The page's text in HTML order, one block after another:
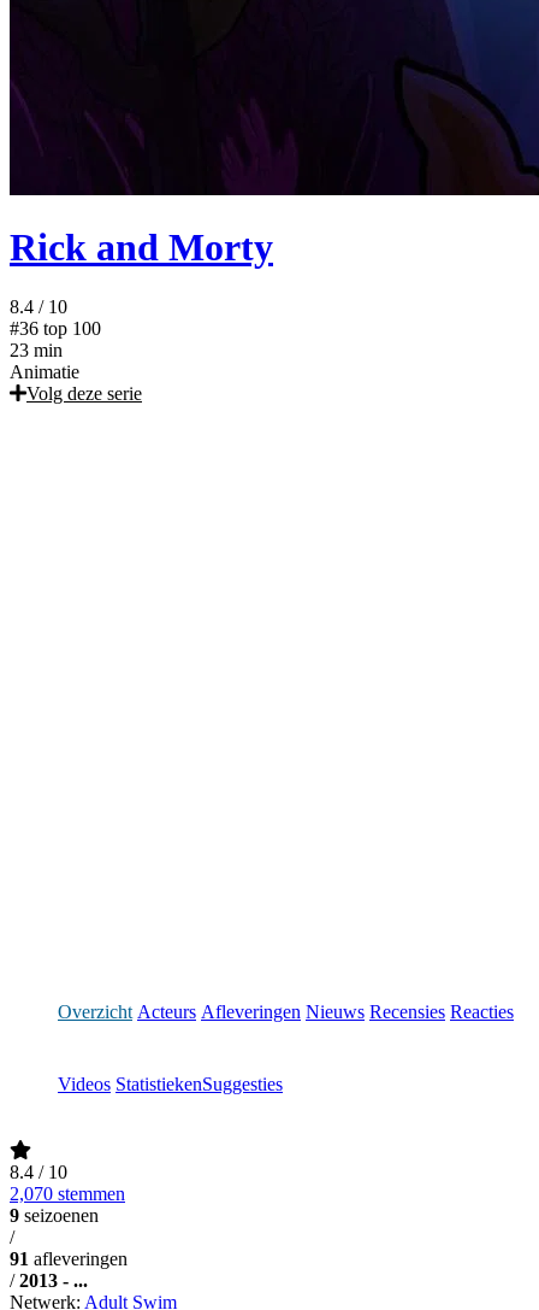
Rick and Morty
8.4 / 10
#36 top 100
23 min
Animatie
Volg deze serie
Overzicht Acteurs Afleveringen Nieuws Recensies Reacties
Videos StatistiekenSuggesties
8.4 / 10
2,070 stemmen
9 seizoenen
/
91 afleveringen
/ 2013 - ...
Netwerk: Adult Swim